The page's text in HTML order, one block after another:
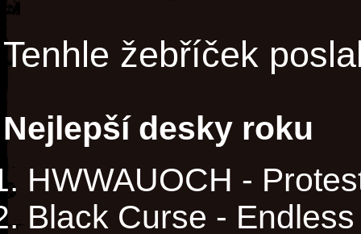
Tenhle žebříček
Nejlepší desky roku
HWWAUOCH -
Black Curse -